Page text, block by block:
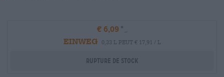
€ 6,09
EINWEG
0,33 L PEUT € 17,91 / L
Rupture de stock